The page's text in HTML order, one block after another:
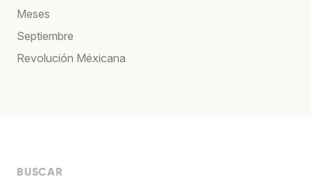
Meses
Septiembre
Revolución Méxicana
BUSCAR